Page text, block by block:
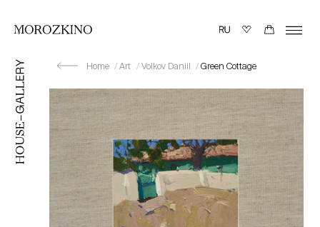
Home Art Volkov Daniil Green Cottage